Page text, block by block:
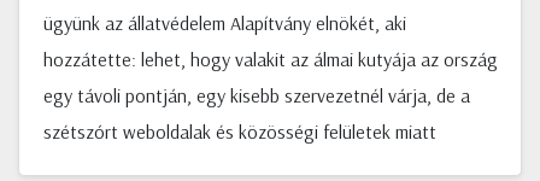
ügyünk az állatvédelem Alapítvány elnökét, aki
hozzátette: lehet, hogy valakit az álmai kutyája az ország
egy távoli pontján, egy kisebb szervezetnél várja, de a
szétszórt weboldalak és közösségi felületek miatt